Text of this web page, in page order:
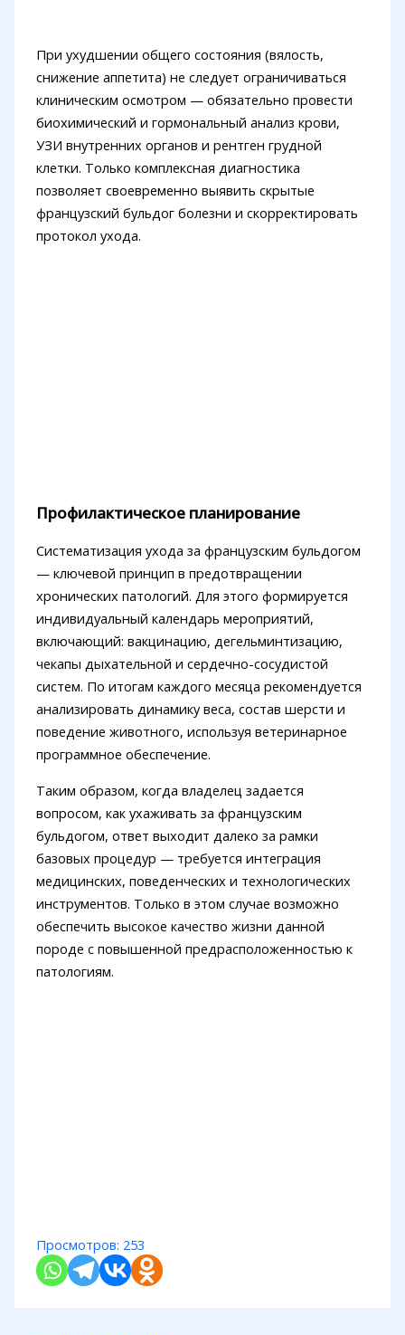
При ухудшении общего состояния (вялость,
снижение аппетита) не следует ограничиваться
клиническим осмотром — обязательно провести
биохимический и гормональный анализ крови,
УЗИ внутренних органов и рентген грудной
клетки. Только комплексная диагностика
позволяет своевременно выявить скрытые
французский бульдог болезни и скорректировать
протокол ухода.
Профилактическое планирование
Систематизация ухода за французским бульдогом
— ключевой принцип в предотвращении
хронических патологий. Для этого формируется
индивидуальный календарь мероприятий,
включающий: вакцинацию, дегельминтизацию,
чекапы дыхательной и сердечно-сосудистой
систем. По итогам каждого месяца рекомендуется
анализировать динамику веса, состав шерсти и
поведение животного, используя ветеринарное
программное обеспечение.
Таким образом, когда владелец задается
вопросом, как ухаживать за французским
бульдогом, ответ выходит далеко за рамки
базовых процедур — требуется интеграция
медицинских, поведенческих и технологических
инструментов. Только в этом случае возможно
обеспечить высокое качество жизни данной
породе с повышенной предрасположенностью к
патологиям.
Просмотров: 253